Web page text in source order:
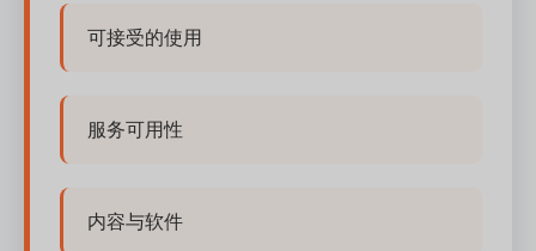
可接受的使用
服务可用性
内容与软件